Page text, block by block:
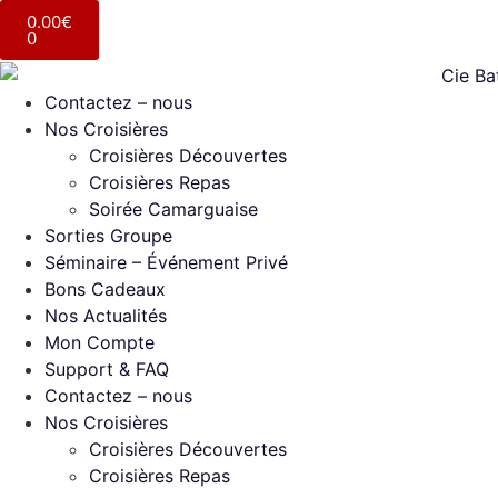
0.00€
0
Contactez – nous
Nos Croisières
Croisières Découvertes
Croisières Repas
Soirée Camarguaise
Sorties Groupe
Séminaire – Événement Privé
Bons Cadeaux
Nos Actualités
Mon Compte
Support & FAQ
Contactez – nous
Nos Croisières
Croisières Découvertes
Croisières Repas